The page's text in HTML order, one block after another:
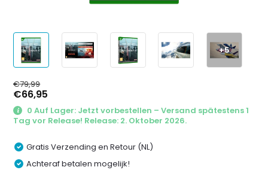
+5
€79,99
€66,95
0 Auf Lager: Jetzt vorbestellen – Versand spätestens 1
Tag vor Release! Release: 2. Oktober 2026.
Gratis Verzending en Retour (NL)
Achteraf betalen mogelijk!